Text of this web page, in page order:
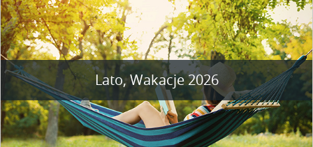
Lato, Wakacje 2026